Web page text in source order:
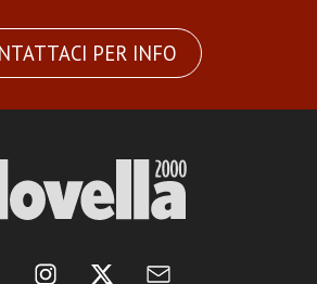
PER INFO